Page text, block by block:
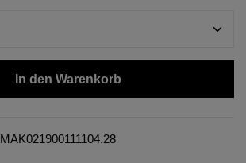
In den Warenkorb
MAK021900111104.28